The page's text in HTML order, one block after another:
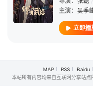
主演： 吴季
立即播
MAP RSS Baidu
本站所有内容均来自互联网分享站点